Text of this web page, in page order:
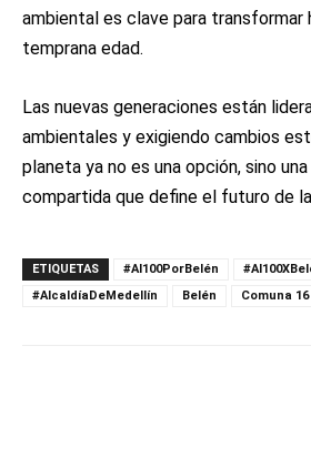
ambiental es clave para transformar
temprana edad.
Las nuevas generaciones están
ambientales y exigiendo cambios
planeta ya no es una opción, sino
compartida que define el futuro de la
ETIQUETAS #Al100PorBelén
#AlcaldíaDeMedellín
Belén Comuna 16